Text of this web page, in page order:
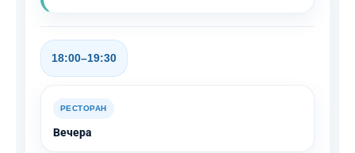
18:00–19:30
РЕСТОРАН
Вечера